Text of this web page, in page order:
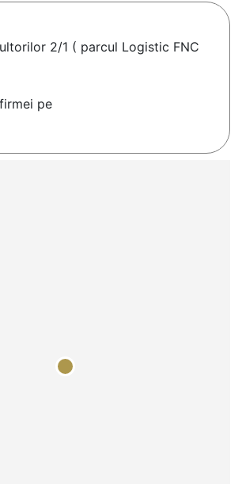
2/1 ( parcul Logistic FNC
pe